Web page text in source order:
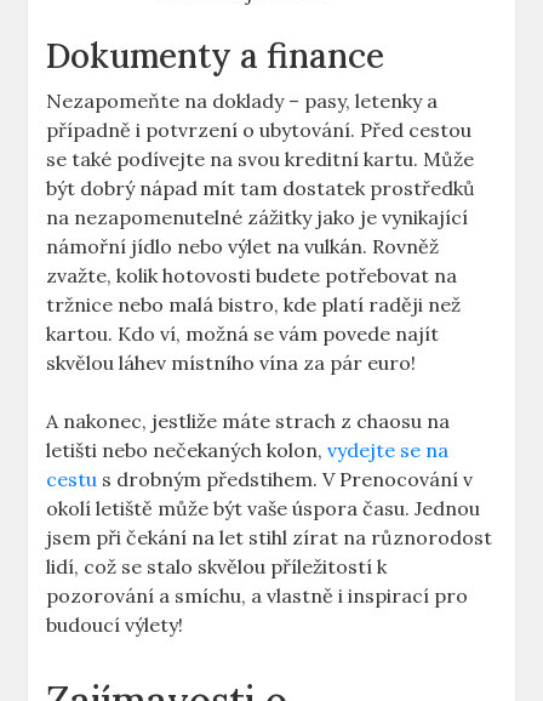
Dokumenty a finance
Nezapomeňte na doklady – pasy, letenky a
případně i potvrzení o ubytování. Před cestou
se také podívejte na svou kreditní kartu. Může
být dobrý nápad mít tam dostatek prostředků
na nezapomenutelné zážitky jako je vynikající
námořní jídlo nebo výlet na vulkán. Rovněž
zvažte, kolik hotovosti budete potřebovat na
tržnice nebo malá bistro, kde platí raději než
kartou. Kdo ví, možná se vám povede najít
skvělou láhev místního vína za pár euro!
A nakonec, jestliže máte strach z chaosu na
letišti nebo nečekaných kolon,vydejte se na
cestu s drobným předstihem. V Prenocování v
okolí letiště může být vaše úspora času. Jednou
jsem při čekání na let stihl zírat na různorodost
lidí, což se stalo skvělou příležitostí k
pozorování a smíchu, a vlastně i inspirací pro
budoucí výlety!